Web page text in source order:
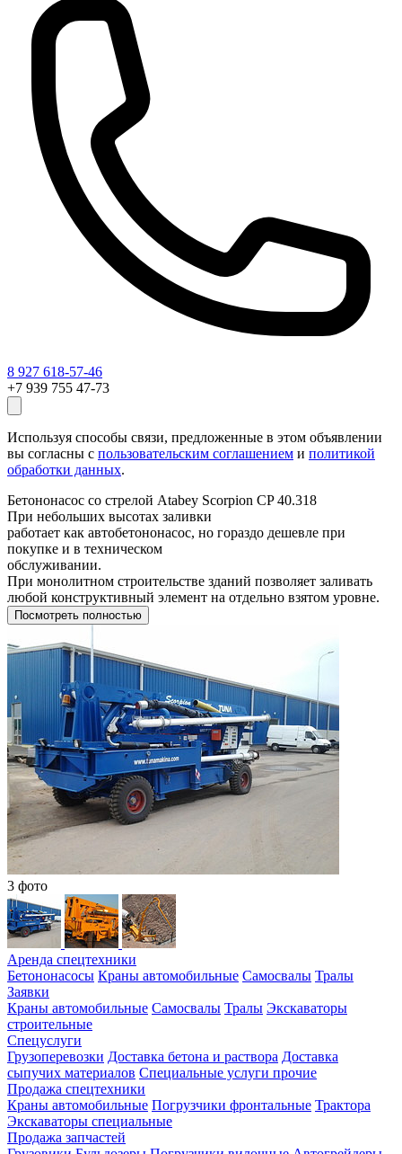
8 927 618-57-46
+7 939 755 47-73
Используя способы связи, предложенные в этом объявлении
вы согласны с пользовательским соглашением и политикой
обработки данных.
Бетононасос со стрелой Atabey Scorpion CP 40.318
При небольших высотах заливки
работает как автобетононасос, но гораздо дешевле при
покупке и в техническом
обслуживании.
При монолитном строительстве зданий позволяет заливать
любой конструктивный элемент на отдельно взятом уровне.
Посмотреть полностью
3 фото
Аренда спецтехники
Бетононасосы Краны автомобильные Самосвалы Тралы
Заявки
Краны автомобильные Самосвалы Тралы Экскаваторы
строительные
Спецуслуги
Грузоперевозки Доставка бетона и раствора Доставка
сыпучих материалов Специальные услуги прочие
Продажа спецтехники
Краны автомобильные Погрузчики фронтальные Трактора
Экскаваторы специальные
Продажа запчастей